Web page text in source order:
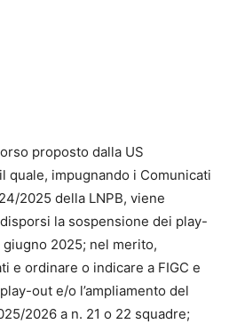
proposto dalla US
quale, impugnando i Comunicati
2025 della LNPB, viene
la sospensione dei play-
2025; nel merito,
e ordinare o indicare a FIGC e
out e/o l’ampliamento del
2026 a n. 21 o 22 squadre;